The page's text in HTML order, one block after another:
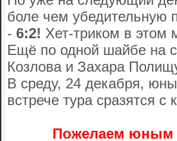
боле чем убедительную
- 6:2! Хет-триком в этом
Ещё по одной шайбе на
Козлова и Захара
В среду, 24 декабря,
встрече тура сразятся
Пожелаем юным